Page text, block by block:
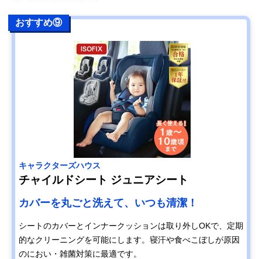
おすすめ⑨
キャラクターズハウス
チャイルドシート ジュニアシート
カバーを丸ごと洗えて、いつも清潔！
シートのカバーとインナークッションは取り外しOKで、定期
的なクリーニングを可能にします。寝汗や食べこぼしが原因
のにおい・雑菌対策に最適です。